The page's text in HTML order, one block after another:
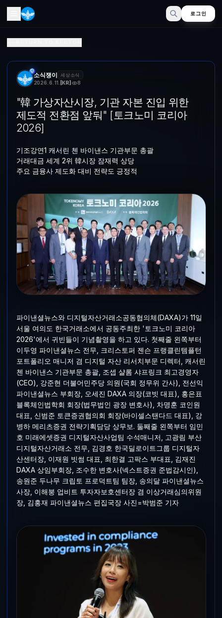
로그인
소식쟁이 세상소식
2026. 6. 11. [KR] 8
"韓 가상자산시장, 기관 자본 진입 위한
제도적 전환점 앞둬" [토크노미 코리아
2026]
기조강연1 캐서린 첸 바이낸스 기관부문 총괄
거래대금 세계 2위 韓시장 잠재력 상당
주요 금융사 제도화 대비 전략도 긍정적
파이낸셜뉴스와 디지털자산거래소공동협의체(DAXA)가 11일
서울 여의도 한국거래소에서 공동주최한 '토크노미 코리아
2026'에서 귀빈들이 기념촬영을 하고 있다. 첫째줄 왼쪽부터
이두영 파이낸셜뉴스 전무, 크리스토퍼 젠슨 프랭클린템플턴
포트폴리오 매니저 겸 디지털 자산 리서치부문 디렉터, 캐서린
첸 바이낸스 기관부문 총괄, 조셉 샬롬 샤프링크 최고경영자
(CEO), 강준현 더불어민주당 의원(국회 정무위 간사), 전선익
파이낸셜뉴스 부회장, 오세진 DAXA 의장(코빗 대표), 홍은표
블록체인법학회 회장(법무법인 광장 변호사), 차명훈 코인원
대표, 신범준 토큰증권협의회 회장(바이셀스탠다드 대표), 강
병하 메리츠증권 전략기획담당 상무보. 둘째줄 왼쪽부터 임민
호 미래에셋증권 디지털자산사업팀 수석매니저, 고광림 부산
디지털자산거래소 전무, 김경호 한국딜로이트그룹 디지털자
산센터장, 이재원 빗썸 대표, 최한결 고팍스 부대표, 김재진
DAXA 상임부회장, 조수한 변호사(넥스트증권 준법감시인),
송원준 두나무 크립토 프로덕트팀 팀장, 송의달 파이낸셜뉴스
사장, 이해붕 업비트 투자자보호센터장 겸 이상거래심의위원
장, 김홍재 파이낸셜뉴스 편집국장 사진=박범준 기자